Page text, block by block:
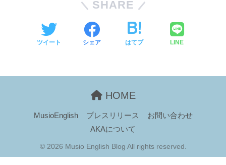
SHARE
ツイート シェア はてブ LINE
HOME
MusioEnglish プレスリリース
お問い合わせ
AKAについて
© 2026 Musio English Blog All rights reserved.